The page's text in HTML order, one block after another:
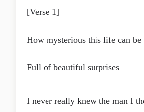
[Verse 1]
How mysterious this life can be
Full of beautiful surprises
I never really knew the man I